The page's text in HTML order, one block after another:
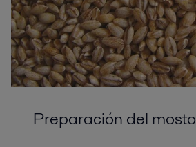
Preparación del mosto